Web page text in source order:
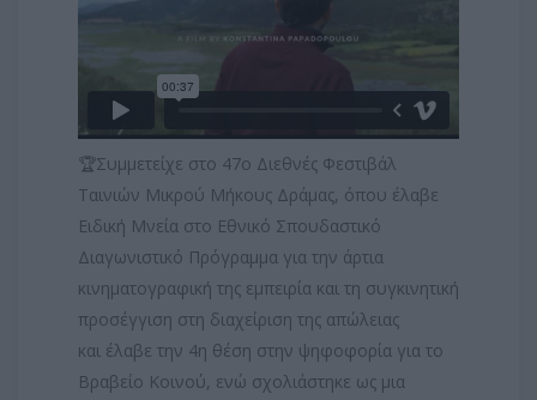
🏆Συμμετείχε στο 47ο Διεθνές Φεστιβάλ
Ταινιών Μικρού Μήκους Δράμας, όπου έλαβε
Ειδική Μνεία στο Εθνικό Σπουδαστικό
Διαγωνιστικό Πρόγραμμα για την άρτια
κινηματογραφική της εμπειρία και τη συγκινητική
προσέγγιση στη διαχείριση της απώλειας
και έλαβε την 4η θέση στην ψηφοφορία για το
Βραβείο Κοινού, ενώ σχολιάστηκε ως μια